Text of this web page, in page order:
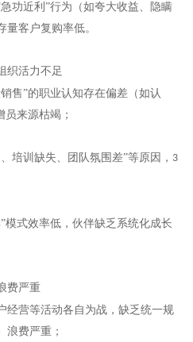
功近利”行为（如夸大收益、隐瞒
客户复购率低。
织活力不足
售”的职业认知存在偏差（如认
员来源枯竭；
培训缺失、团队氛围差”等原因， 3
模式效率低，伙伴缺乏系统化成长
费严重
经营等活动各自为战，缺乏统一规
浪费严重；